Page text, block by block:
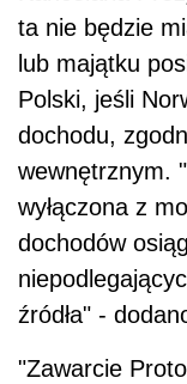
ta nie będzie
lub majątku
Polski, jeśli
dochodu,
wewnętrznym.
wyłączona z
dochodów
źródła" -
"Zawarcie